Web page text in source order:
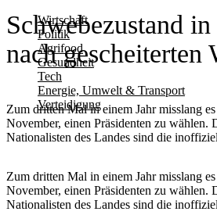
Wirtschaft
Politik
Agrifood
Gesundheit
Tech
Energie, Umwelt & Transport
Verteidigung
Schwebezustand
nach gescheiterten
Zum dritten Mal in einem Jahr misslang
November, einen Präsidenten zu wählen.
Nationalisten des Landes sind die
Zum dritten Mal in einem Jahr misslang
November, einen Präsidenten zu wählen.
Nationalisten des Landes sind die